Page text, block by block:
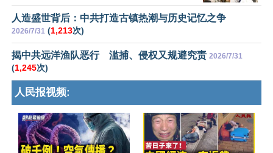
人造盛世背后：中共打造古镇热潮与历史记忆之争
2026/7/31 (1,213次)
揭中共远洋渔队恶行 滥捕、侵权又规避究责 2026/7/31
(1,245次)
人民报视频: